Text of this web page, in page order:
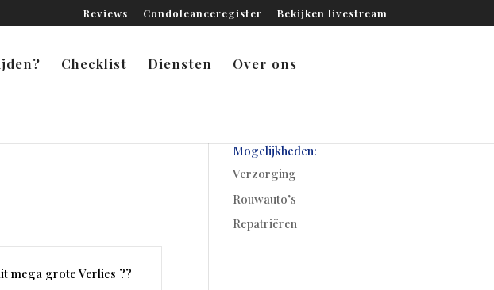
Reviews Condoleanceregister Bekijken livestream
Checklist Diensten Over ons
mega grote Verlies ??
Mogelijkheden:
Verzorging
Rouwauto’s
Repatriëren